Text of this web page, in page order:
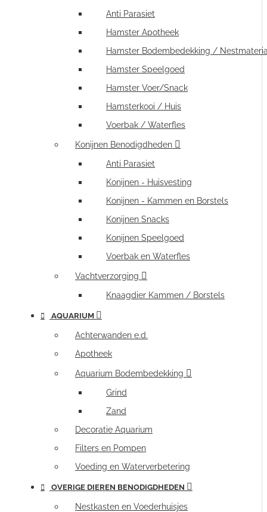
Anti Parasiet
Hamster Apotheek
Hamster Bodembedekking /
Hamster Speelgoed
Hamster Voer/Snack
Hamsterkooi / Huis
Voerbak / Waterfles
Konijnen Benodigdheden
Anti Parasiet
Konijnen - Huisvesting
Konijnen - Kammen en Borstels
Konijnen Snacks
Konijnen Speelgoed
Voerbak en Waterfles
Vachtverzorging
Knaagdier Kammen / Borstels
AQUARIUM
Achterwanden e.d.
Apotheek
Aquarium Bodembedekking
Grind
Zand
Decoratie Aquarium
Filters en Pompen
Voeding en Waterverbetering
OVERIGE DIEREN BENODIGDHEDEN
Nestkasten en Voederhuisjes